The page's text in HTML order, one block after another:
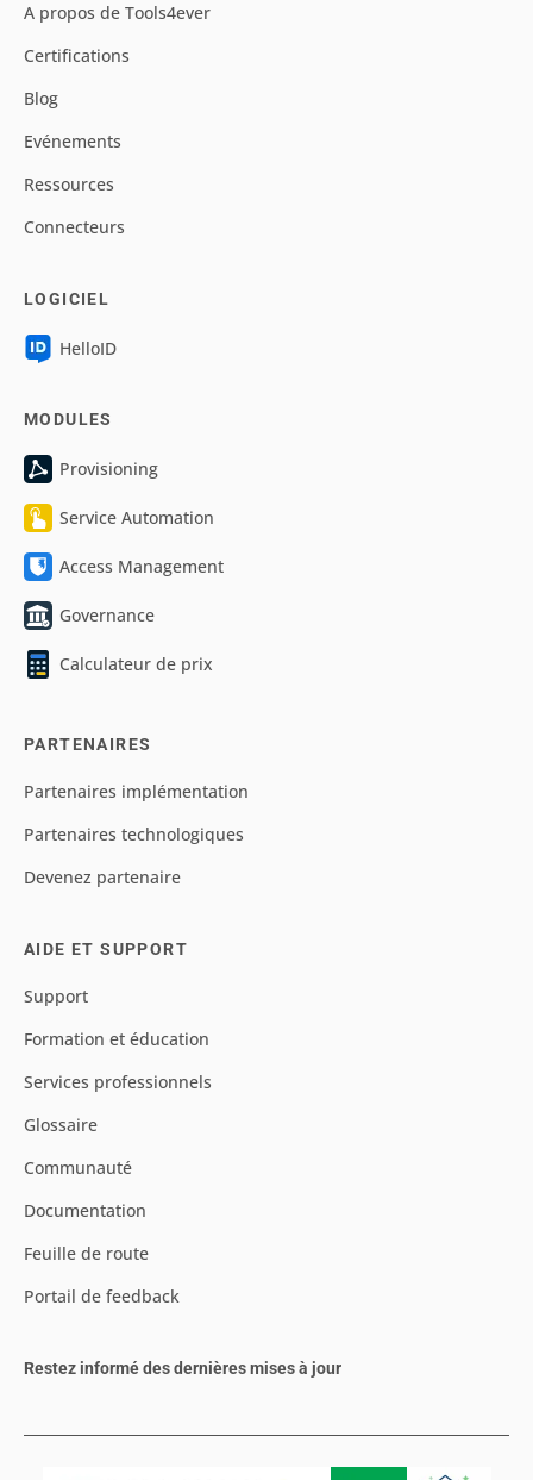
A propos de Tools4ever
Certifications
Blog
Evénements
Ressources
Connecteurs
LOGICIEL
HelloID
MODULES
Provisioning
Service Automation
Access Management
Governance
Calculateur de prix
PARTENAIRES
Partenaires implémentation
Partenaires technologiques
Devenez partenaire
AIDE ET SUPPORT
Support
Formation et éducation
Services professionnels
Glossaire
Communauté
Documentation
Feuille de route
Portail de feedback
Restez informé des dernières mises à jour